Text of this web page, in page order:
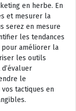
en herbe. En
et mesurer la
serez en mesure
les tendances
pour améliorer la
les outils
le
tactiques en